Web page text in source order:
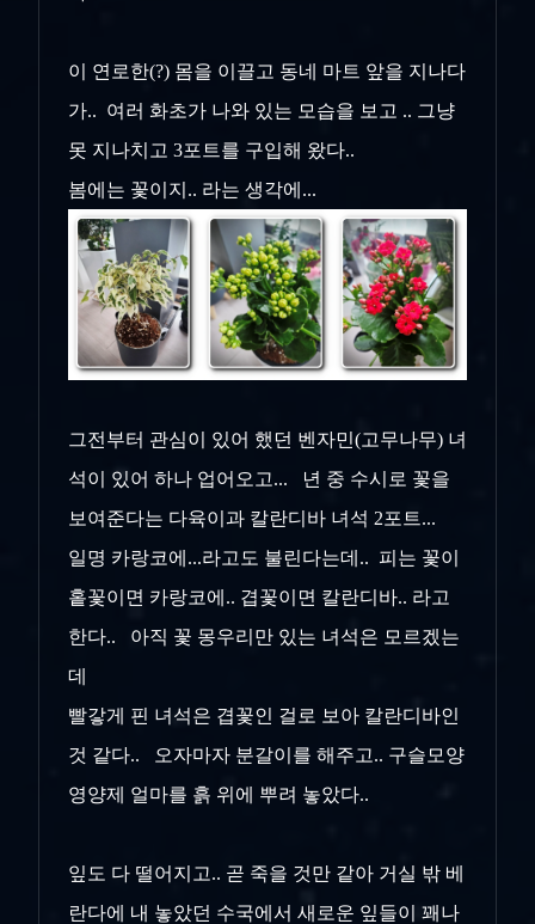
이 연로한(?) 몸을 이끌고 동네 마트 앞을 지나다
가.. 여러 화초가 나와 있는 모습을 보고 .. 그냥
못 지나치고 3포트를 구입해 왔다..
봄에는 꽃이지.. 라는 생각에...
그전부터 관심이 있어 했던 벤자민(고무나무) 녀
석이 있어 하나 업어오고... 년 중 수시로 꽃을
보여준다는 다육이과 칼란디바 녀석 2포트...
일명 카랑코에...라고도 불린다는데.. 피는 꽃이
홑꽃이면 카랑코에.. 겹꽃이면 칼란디바.. 라고
한다.. 아직 꽃 몽우리만 있는 녀석은 모르겠는
데
빨갛게 핀 녀석은 겹꽃인 걸로 보아 칼란디바인
것 같다.. 오자마자 분갈이를 해주고.. 구슬모양
영양제 얼마를 흙 위에 뿌려 놓았다..
잎도 다 떨어지고.. 곧 죽을 것만 같아 거실 밖 베
란다에 내 놓았던 수국에서 새로운 잎들이 꽤나